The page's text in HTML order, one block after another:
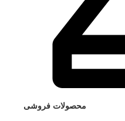
محصولات فروشی